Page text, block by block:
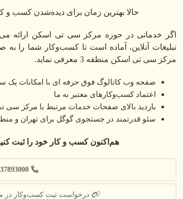
سی تی اسکن سنگ کلیه
: تشخیص دقیق سنگهای
سی تی آنژیوگرافی: بررسی عروق خونی برای تشخیص
نکات مهم برای انتخاب مرکز سی تی اسکن
برای انتخاب بهترین مرکز سی تی اسکن در منطقه 3 تهران، این نکات را در نظر بگیرید.
قبل از مراجعه
نیاز خود (اسکن ریه، مغز یا سنگ کلیه) و بودجه را مشخص
: از متخصصین رادیولوژی برای
حالا بهترین زمان برای دیده‌شدن کسب و
اگر خدماتی در حوزه مرکز سی تی اسکن ارائه
تبلیغات آنلاین، آماده است تا کسب‌وکار شما را
مرکز سی تی اسکن منطقه 3 معرفی نماید.
صفحه وب کاتالوگ فوق حرفه ای با امکانات یک
اعتماد کسب‌وکارهای معتبر به ما
بازدید بالای صفحات خدمات مرتبط با مرکز سی
سئو قدرتمند در جستجوی گوگل برای تهران و
هم‌اکنون کسب و کار خود را ثبت
درخواست ثبت کسب‌وکار در